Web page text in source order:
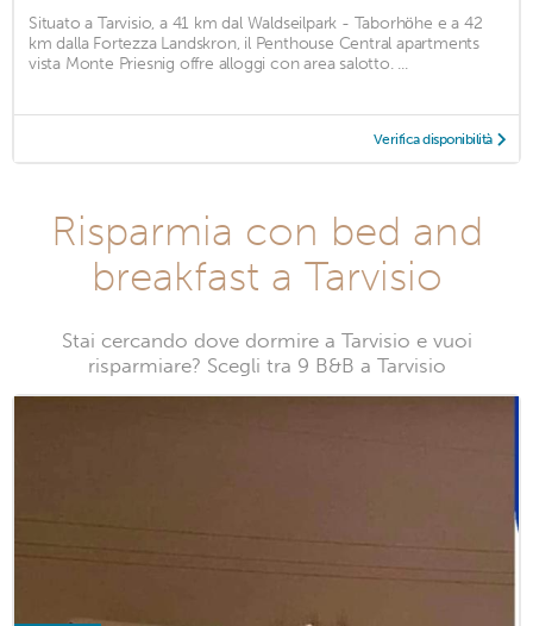
Situato a Tarvisio, a 41 km dal Waldseilpark - Taborhöhe e a 42
km dalla Fortezza Landskron, il Penthouse Central apartments
vista Monte Priesnig offre alloggi con area salotto. ...
Verifica disponibilità
Risparmia con bed and
breakfast a Tarvisio
Stai cercando dove dormire a Tarvisio e vuoi
risparmiare? Scegli tra 9 B&B a Tarvisio